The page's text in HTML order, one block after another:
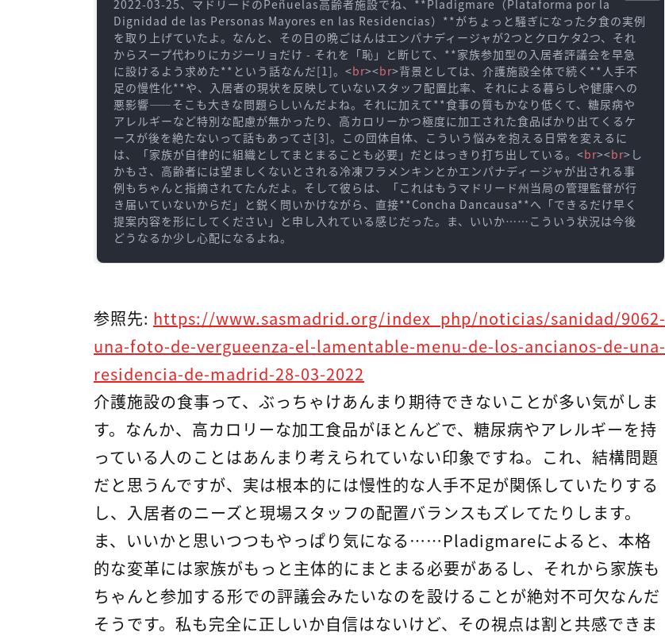
2022-03-25、マドリードのPeñuelas高齢者施設でね、**Pladigmare（Plataforma por la
Dignidad de las Personas Mayores en las Residencias）**がちょっと騒ぎになった夕食の実例
を取り上げていたよ。なんと、その日の晩ごはんはエンパナディージャが2つとクロケタ2つ、それ
からスープ代わりにカジーリョだけ - それを「恥」と断じて、**家族参加型の入居者評議会を早急
に設けるよう求めた**という話なんだ[1]。 <br><br>背景としては、介護施設全体で続く**人手不
足の慢性化**や、入居者の現状を反映していないスタッフ配置比率、それによる暮らしや健康への
悪影響――そこも大きな問題らしいんだよね。それに加えて**食事の質もかなり低くて、糖尿病や
アレルギーなど特別な配慮が無かったり、高カロリーかつ極度に加工された食品ばかり出てくるケ
ースが後を絶たないって話もあってさ[3]。この団体自体、こういう悩みを抱える日常を変えるに
は、「家族が自律的に組織としてまとまることも必要」だとはっきり打ち出している。 <br><br> し
かもさ、高齢者には望ましくないとされる冷凍フラメンキンとかエンパナディージャが出される事
例もちゃんと指摘されてたんだよ。そして彼らは、「これはもうマドリード州当局の管理監督が行
き届いていないからだ」と鋭く問いかけながら、直接**Concha Dancausa**へ「できるだけ早く
提案内容を形にしてください」と申し入れている感じだった。ま、いいか……こういう状況は今後
どうなるか少し心配になるよね。
参照先: https://www.sasmadrid.org/index_php/noticias/sanidad/9062-
una-foto-de-vergueenza-el-lamentable-menu-de-los-ancianos-de-una-
residencia-de-madrid-28-03-2022
介護施設の食事って、ぶっちゃけあんまり期待できないことが多い気がしま
す。なんか、高カロリーな加工食品がほとんどで、糖尿病やアレルギーを持
っている人のことはあんまり考えられていない印象ですね。これ、結構問題
だと思うんですが、実は根本的には慢性的な人手不足が関係していたりする
し、入居者のニーズと現場スタッフの配置バランスもズレてたりします。
ま、いいかと思いつつもやっぱり気になる……Pladigmareによると、本格
的な変革には家族がもっと主体的にまとまる必要があるし、それから家族も
ちゃんと参加する形での評議会みたいなのを設けることが絶対不可欠なんだ
そうです。私も完全に正しいか自信はないけど、その視点は割と共感できま